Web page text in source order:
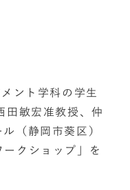
ント学科の学生
田敏宏准教授、仲
（静岡市葵区）
クショップ」を